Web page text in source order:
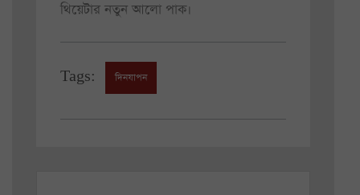
থিয়েটার নতুন আলো পাক।
Tags: দিনযাপন